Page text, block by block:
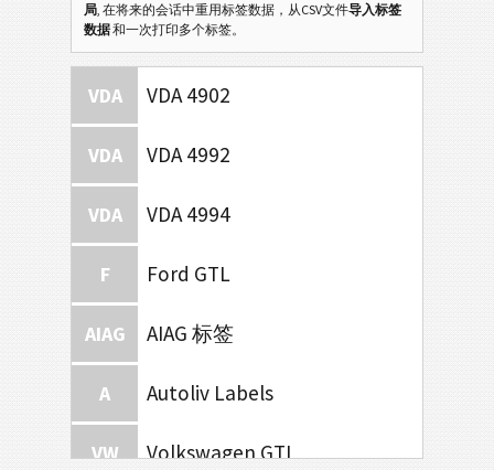
局, 在将来的会话中重用标签数据，从CSV文件导入标签
数据和一次打印多个标签。
VDA VDA 4902
VDA VDA 4992
VDA VDA 4994
F Ford GTL
AIAG AIAG 标签
A Autoliv Labels
VW Volkswagen GTL